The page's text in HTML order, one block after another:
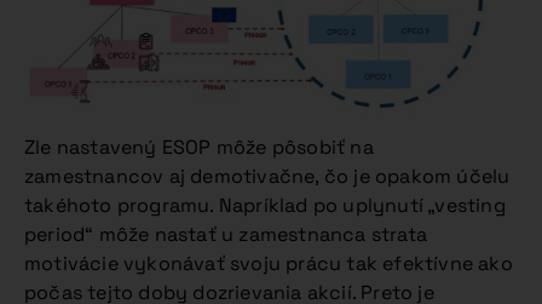
Zle nastavený ESOP môže pôsobiť na
zamestnancov aj demotivačne, čo je opakom účelu
takéhoto programu. Napríklad po uplynutí „vesting
period“ môže nastať u zamestnanca strata
motivácie vykonávať svoju prácu tak efektívne ako
počas tejto doby dozrievania akcií. Preto je